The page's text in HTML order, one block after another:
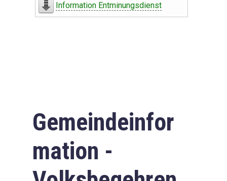
Information Entminungsdienst
Gemeindeinfor
mation -